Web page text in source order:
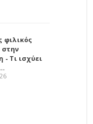
φιλικός
στην
- Τι ισχύει